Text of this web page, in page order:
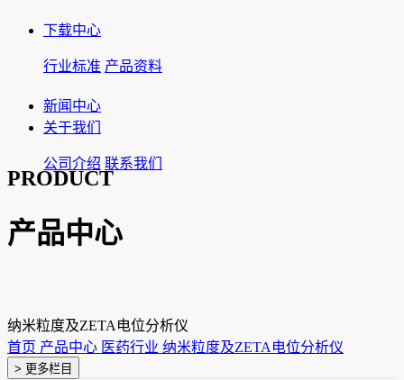
下载中心
行业标准 产品资料
新闻中心
关于我们
公司介绍 联系我们
PRODUCT
产品中心
纳米粒度及ZETA电位分析仪
首页 产品中心 医药行业 纳米粒度及ZETA电位分析仪
> 更多栏目